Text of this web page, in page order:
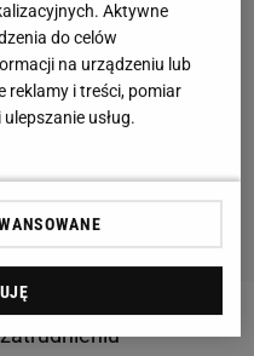
Aktywne
do celów
na urządzeniu lub
reklamy i treści, pomiar
usług.